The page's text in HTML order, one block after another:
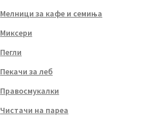
Мелници за кафе и семиња
Миксери
Пегли
Пекачи за леб
Правосмукалки
Чистачи на пареа